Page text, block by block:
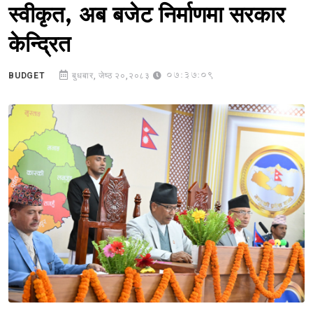
स्वीकृत, अब बजेट निर्माणमा सरकार
केन्द्रित
BUDGET बुधबार, जेष्ठ २०,२०८३ 07:37:09